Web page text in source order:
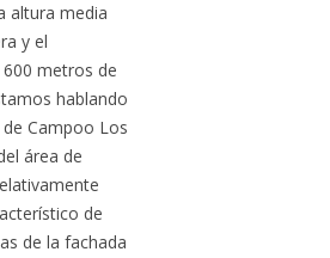
altura media
y el
metros de
hablando
Campoo Los
área de
de
de la fachada